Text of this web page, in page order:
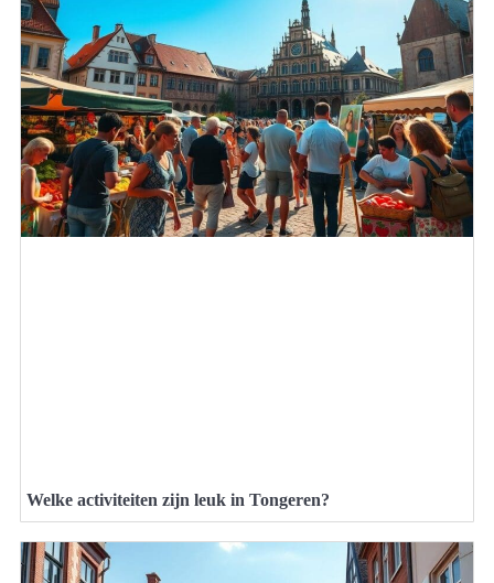
Welke activiteiten zijn leuk in Tongeren?